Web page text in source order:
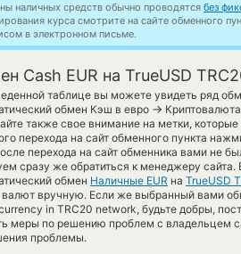
наличных средств обычно проводятся без
курса смотрите на сайте обменного
в электронном письме.
Cash EUR на TrueUSD
таблице вы можете увидеть ряд
обмен Кэш в евро →
также свое внимание на метки,
перехода на сайт обменного пункта
перехода на сайт обменника вами не
сразу же обратиться к менеджеру
обмен Наличные EUR на TrueUSD
вручную. Если же выбранный вами
in TRC20 network, будьте добры,
меры по решению проблем с владельцем
проблемы.